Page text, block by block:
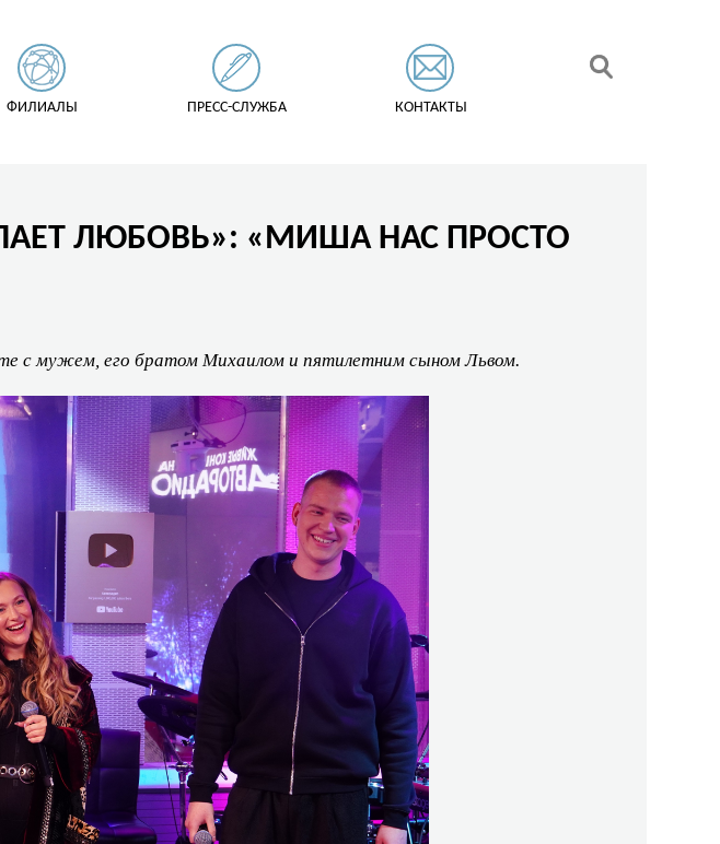
ФИЛИАЛЫ ПРЕСС-СЛУЖБА КОНТАКТЫ
ЛЮБОВЬ»: «МИША НАС ПРОСТО
с мужем, его братом Михаилом и пятилетним сыном Львом.